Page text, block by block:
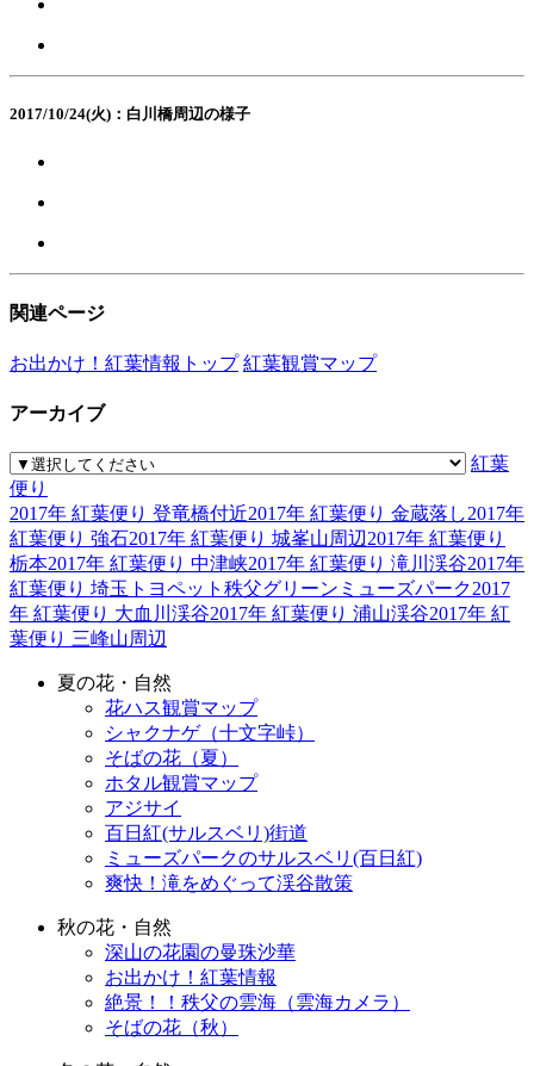
2017/10/24(火)：白川橋周辺の様子
関連ページ
お出かけ！紅葉情報トップ 紅葉観賞マップ
アーカイブ
紅葉
便り
2017年 紅葉便り 登竜橋付近2017年 紅葉便り 金蔵落し2017年
紅葉便り 強石2017年 紅葉便り 城峯山周辺 2017年 紅葉便り
栃本2017年 紅葉便り 中津峡2017年 紅葉便り 滝川渓谷2017年
紅葉便り 埼玉トヨペット秩父グリーンミューズパーク2017
年 紅葉便り 大血川渓谷2017年 紅葉便り 浦山渓谷2017年 紅
葉便り 三峰山周辺
夏の花・自然
花ハス観賞マップ
シャクナゲ（十文字峠）
そばの花（夏）
ホタル観賞マップ
アジサイ
百日紅(サルスベリ)街道
ミューズパークのサルスベリ(百日紅)
爽快！滝をめぐって渓谷散策
秋の花・自然
深山の花園の曼珠沙華
お出かけ！紅葉情報
絶景！！秩父の雲海（雲海カメラ）
そばの花（秋）